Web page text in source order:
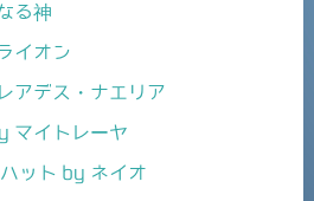
る神
イオン
アデス・ナエリア
マイトレーヤ
ット by ネイオ